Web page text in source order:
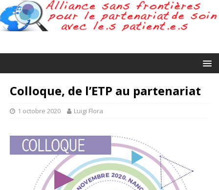
Colloque, de l’ETP au partenariat
1 octobre 2020 Luigi Flora